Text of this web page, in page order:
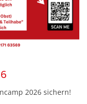
2026 sichern!